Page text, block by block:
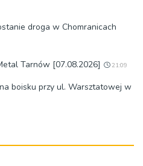
droga w Chomranicach
Tarnów [07.08.2026] 21:09
boisku przy ul. Warsztatowej w